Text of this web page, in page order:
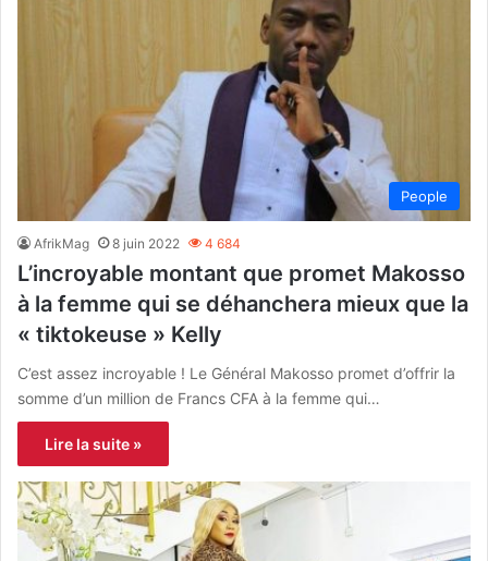
People
AfrikMag 8 juin 2022 4 684
L’incroyable montant que promet Makosso
à la femme qui se déhanchera mieux que la
« tiktokeuse » Kelly
C’est assez incroyable ! Le Général Makosso promet d’offrir la
somme d’un million de Francs CFA à la femme qui…
Lire la suite »